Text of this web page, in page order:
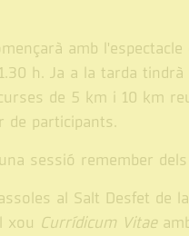
amb
h. Ja a la tarda
de 5 km i 10 km
de participants.
sessió remember
al Salt Desfet de
xou Currídicum Vitae